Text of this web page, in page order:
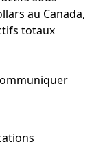
au Canada,
totaux